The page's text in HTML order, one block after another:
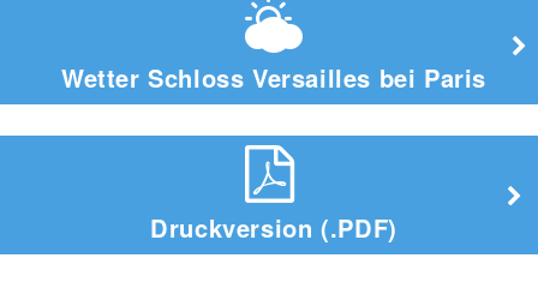
Wetter Schloss Versailles bei Paris
Druckversion (.PDF)